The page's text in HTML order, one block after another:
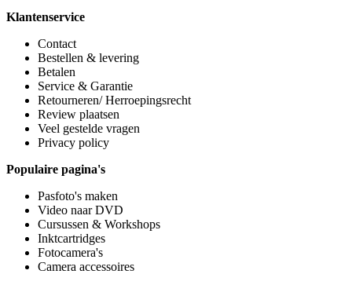
Klantenservice
Contact
Bestellen & levering
Betalen
Service & Garantie
Retourneren/ Herroepingsrecht
Review plaatsen
Veel gestelde vragen
Privacy policy
Populaire pagina's
Pasfoto's maken
Video naar DVD
Cursussen & Workshops
Inktcartridges
Fotocamera's
Camera accessoires